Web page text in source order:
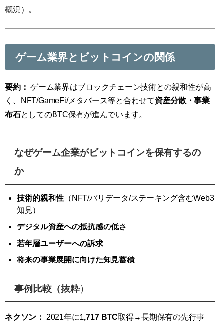
概況）。
ゲーム業界とビットコインの関係
要約：
ゲーム業界はブロックチェーン技術との親和性が高
く、NFT/GameFi/メタバース等と合わせて資産分散・事業
布石としてのBTC保有が進んでいます。
なぜゲーム企業がビットコインを保有するの
か
技術的親和性 （NFT/バリデータ/ステーキング含むWeb3
知見）
デジタル資産への抵抗感の低さ
若年層ユーザーへの訴求
将来の事業展開に向けた知見蓄積
事例比較（抜粋）
ネクソン： 2021年に1,717 BTC取得→長期保有の先行事